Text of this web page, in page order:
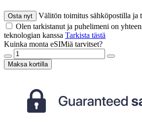
Osta nyt
Välitön toimitus sähköpostilla ja
Olen tarkistanut ja puhelimeni on
teknologian kanssa Tarkista tästä
Kuinka monta eSIMiä tarvitset?
Maksa kortilla